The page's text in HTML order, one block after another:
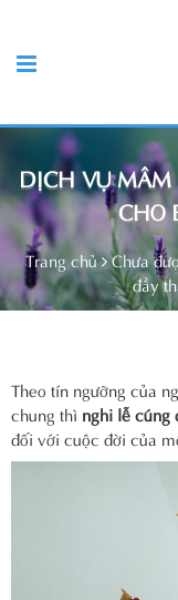
DỊCH VỤ
CHO
Trang chủ Chưa
đầy
Theo tín ngưỡng của
chung thì nghi lễ cúng
đối với cuộc đời của